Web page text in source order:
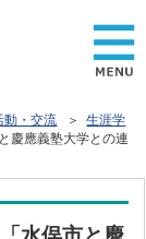
動・交流 ＞生涯学
慶應義塾大学との連